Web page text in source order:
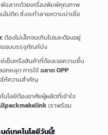
ฉลากด้วยเครื่องพิมพ์คุณภาพ
ไม่ติด ซึ่งจะทำลายความน่าเชื่อ
ต้องไม่เล็กจนเกินไปและต้องอยู่
ขอบบรรจุภัณฑ์บัง
ย็นหรือสินค้าที่ต้องเจอความชื้น
อกหลุด การใช้ฉลาก OPP
ให้ความสำคัญ
โลยีต้องอาศัยผู้ผลิตที่เข้าใจ
เราพร้อม
ด์เทคโนโลยีวันนี้!